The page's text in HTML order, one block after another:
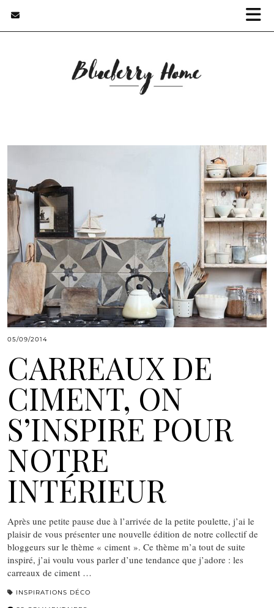
05/09/2014
CARREAUX DE
CIMENT, ON
S’INSPIRE POUR
NOTRE
INTÉRIEUR
Après une petite pause due à l’arrivée de la petite poulette, j’ai le
plaisir de vous présenter une nouvelle édition de notre collectif de
bloggeurs sur le thème « ciment ». Ce thème m’a tout de suite
inspiré, j’ai voulu vous parler d’une tendance que j’adore : les
carreaux de ciment …
INSPIRATIONS DÉCO